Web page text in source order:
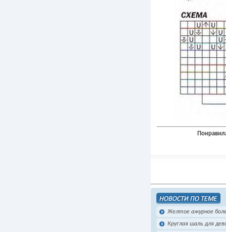
Желтое ажурное
Круглая шаль для